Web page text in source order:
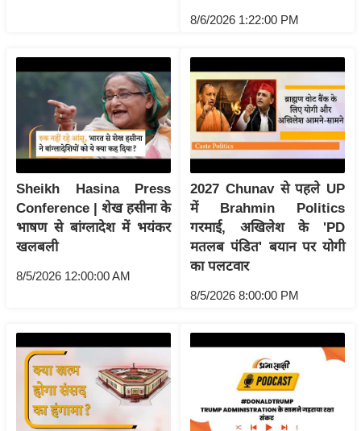
रा
शि
वि
ष
वि
श्ले
ष
ण
8/6/2026 1:22:00 PM
Sheikh Hasina Press
Conference | शेख हसीना के
भाषण से बांग्लादेश में भयंकर
खलबली
8/5/2026 12:00:00 AM
2027 Chunav से पहले UP
में Brahmin Politics
गरमाई, अखिलेश के 'PD
मतलब पंडित' बयान पर योगी
का पलटवार
8/5/2026 8:00:00 PM